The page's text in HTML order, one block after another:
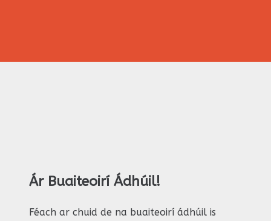
Ár Buaiteoirí Ádhúil!
Féach ar chuid de na buaiteoirí ádhúil is